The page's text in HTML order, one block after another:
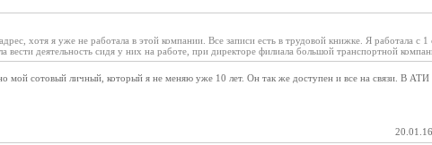
хотя я уже не работала в этой компании. Все записи есть в трудовой книжке. Я работала с 1
деятельность сидя у них на работе, при директоре филиала большой транспортной
мой сотовый личный, который я не меняю уже 10 лет. Он так же доступен и все на связи. В